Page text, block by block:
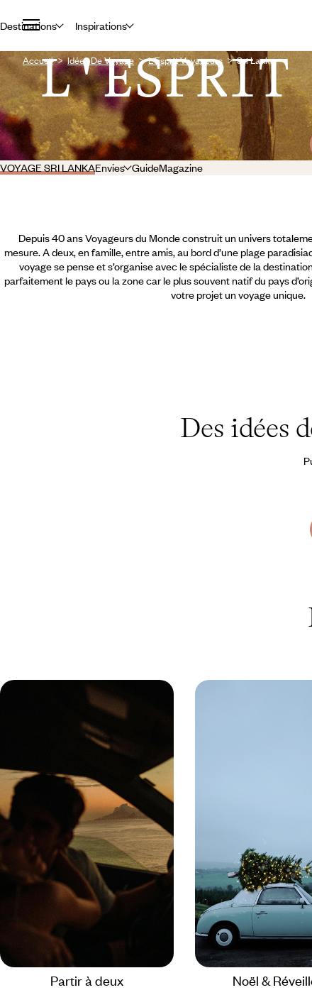
Destinations Inspirations
Accueil Idées De Voyage L'Esprit Voyageurs Sri Lanka
L'ESPRIT
VOYAGE SRI LANKAEnvies GuideMagazine
Depuis 40 ans Voyageurs du Monde construit un univers
mesure. A deux, en famille, entre amis, au bord d’une plage
voyage se pense et s’organise avec le spécialiste de la
parfaitement le pays ou la zone car le plus souvent natif du pays
votre projet un voyage unique.
Des idées
Partir à deux Noël &